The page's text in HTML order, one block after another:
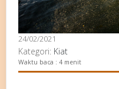
24/02/2021
Kategori: Kiat
Waktu baca : 4 menit